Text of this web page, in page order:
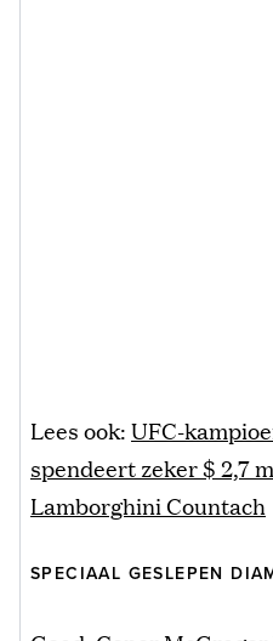
Lees ook:UFC-
spendeert zeker $ 2,7
Lamborghini Countach
SPECIAAL GESLEPEN